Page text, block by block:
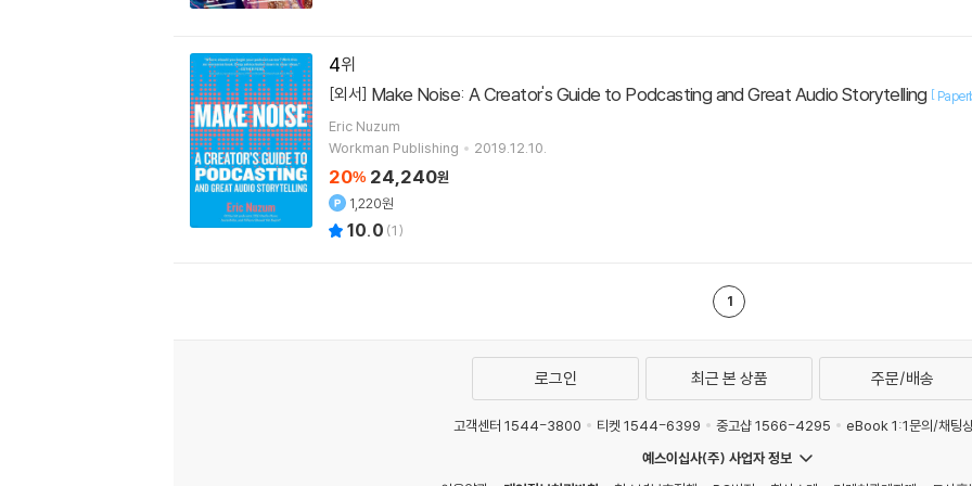
4
[외서] Make Noise: A Creator's Guide to Podcasting and Great Audio Storytelling [
Eric Nuzum
Workman Publishing
2019.12.10.
20% 24,240원
1,220원
10.0 (1)
1
로그인 최근 본 상품 주문/배송
고객센터 1544-3800 티켓 1544-6399 중고샵 1566-4295
eBook 1:1문의/채팅
예스이십사(주) 사업자 정보